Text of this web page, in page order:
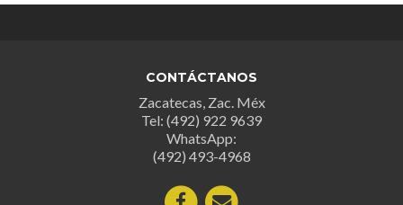
CONTÁCTANOS
Zacatecas, Zac. Méx
Tel: (492) 922 9639
WhatsApp:
(492) 493-4968